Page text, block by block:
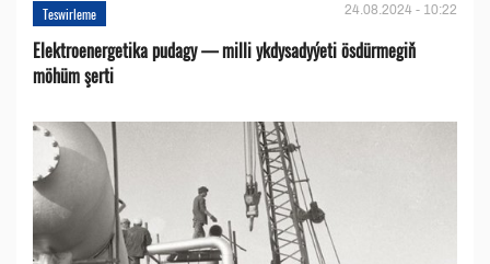
Teswirleme 24.08.2024 - 10:22
Elektroenergetika pudagy — milli ykdysadyýeti ösdürmegiň
möhüm şerti